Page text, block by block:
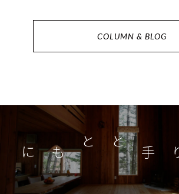
COLUMN & BLOG
つくり手とともに